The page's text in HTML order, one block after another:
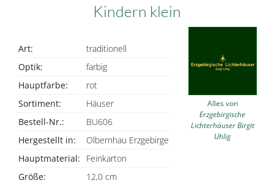
Kindern klein
Art:
traditionell
Optik:
farbig
Hauptfarbe:
rot
Sortiment:
Häuser
Bestell-Nr.:
BU606
Hergestellt in:
Olbernhau Erzgebirge
Hauptmaterial:
Feinkarton
Größe:
12,0 cm
Alles von
Erzgebirgische
Lichterhäuser Birgit
Uhlig